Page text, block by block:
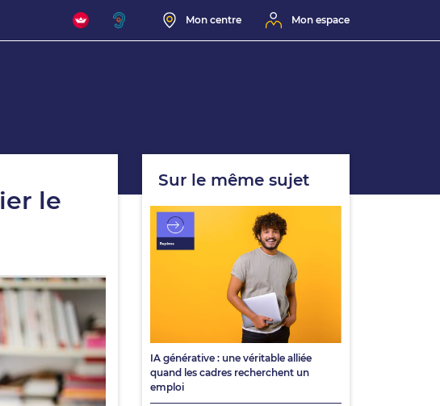
Mon centre Mon espace
le
Sur le même sujet
IA générative : une véritable alliée
quand les cadres recherchent un
emploi